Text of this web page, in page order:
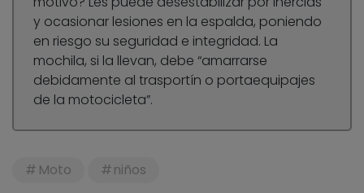
y ocasionar lesiones en la espalda, poniendo
en riesgo su seguridad e integridad. La
mochila, si la llevan, debe “amarrarse
debidamente al trasportín o portaequipajes
de la motocicleta”.
Moto niños